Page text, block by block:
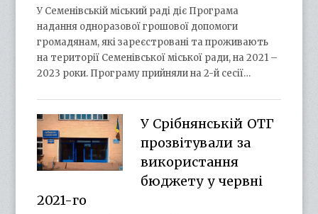
У Семенівській міський раді діє Програма
надання одноразової грошової допомоги
громадянам, які зареєстровані та проживають
на території Семенівської міської ради, на 2021 –
2023 роки. Програму прийняли на 2-й сесії…
У Срібнянській ОТГ
прозвітували за
використання
бюджету у червні
2021-го